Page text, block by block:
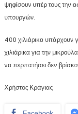
ψηφίσουν υπέρ τους την
υπουργών.
400 χιλιάρικα υπάρχουν
χιλιάρικα για την
να περπατήσει δεν
Χρήστος Κράγιας